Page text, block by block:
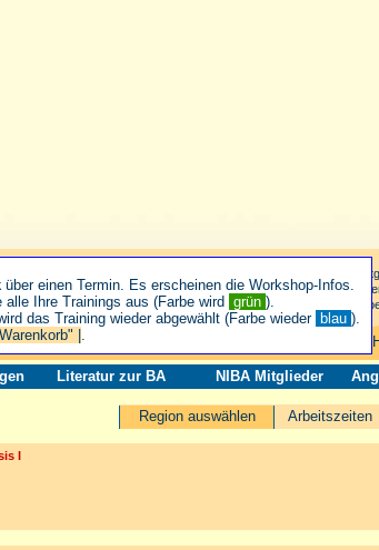
Literatur zur BA NIBA Mitglieder
Arbeitszeiten
Region auswählen
I
über einen Termin. Es erscheinen die Workshop-Infos.
Ihre Trainings aus (Farbe wird grün ).
das Training wieder abgewählt (Farbe wieder blau ).
| .